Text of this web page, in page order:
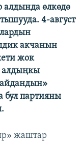
алдында өлкөдө
4-август
акчанын
жок
алдыңкы
бул партияны
жаштар